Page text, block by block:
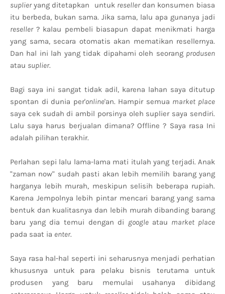
suplieryang ditetapkan untuk reseller dan konsumen biasa
itu berbeda, bukan sama. Jika sama, lalu apa gunanya jadi
reseller ? kalau pembeli biasapun dapat menikmati harga
yang sama, secara otomatis akan mematikan resellernya.
Dan hal ini lah yang tidak dipahami oleh seorang produsen
atau suplier.
Bagi saya ini sangat tidak adil, karena lahan saya ditutup
spontan di dunia per'online'an. Hampir semua market place
saya cek sudah di ambil porsinya oleh suplier saya sendiri.
Lalu saya harus berjualan dimana? Offline ? Saya rasa Ini
adalah pilihan terakhir.
Perlahan sepi lalu lama-lama mati itulah yang terjadi. Anak
"zaman now" sudah pasti akan lebih memilih barang yang
harganya lebih murah, meskipun selisih beberapa rupiah.
Karena Jempolnya lebih pintar mencari barang yang sama
bentuk dan kualitasnya dan lebih murah dibanding barang
baru yang dia temui dengan di google atau market place
pada saat ia enter.
Saya rasa hal-hal seperti ini seharusnya menjadi perhatian
khususnya untuk para pelaku bisnis terutama untuk
produsen yang baru memulai usahanya dibidang